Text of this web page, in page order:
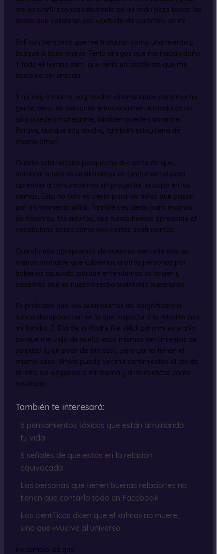
me convertí inconscientemente en un imán para todas las
cosas que validaran ese «defecto de carácter» en mí.
Salí con personas que me trataban como una mierda y
busqué a tipos malos. Tenía amigos que me hacían daño.
Y todo el tiempo sentí que tenía un problema que me
hacía no ser amada.
Y no voy a mentir, soy mucho «demasiado» para mucha
gente, pero las personas emocionalmente maduras no
sólo pueden manejarme, también pueden amarme.
Porque, aunque soy mucho, también estoy llena de
mucho amor.
Cuento esta historia porque me di cuenta de que
nombrar nuestros sentimientos es fundamental para
aprender a comunicarnos sin proyectar la culpa en los
demás. Esto no sólo es cierto para los niños que pasan
por un momento difícil. También es cierto para muchos
de nosotros, los adultos, que nunca hemos aprendido el
vocabulario sobre cómo son ciertos sentimientos.
Cuando nos apropiamos de nuestros sentimientos, es
menos probable que culpemos a otras personas por
haberlos causado, porque entendemos su origen y
sabemos que es nuestra responsabilidad superarlos.
Es probable que mis sentimientos de insignificancia
nunca desaparezcan en lo que respecta a la relación con
mi familia. El Día de la Madre fue difícil para mí este año
porque me trajo de vuelta esos mismos sentimientos de
soledad (y un poco de tristeza), pero ya no tienen el
mismo peso. Ahora puedo ver mis sentimientos al pie de
la letra sin juzgarme a mí misma y a mi carácter como
resultado.
También te interesará:
6 pensamientos tóxicos que están arruinando
tu vida
6 señales de que estás en la relación
equivocada
Las personas que tienen buenas relaciones no
tienen que contarlo todo en Facebook
Los científicos dicen que el «alma» no muere,
sino que «vuelve al universo
En cambio, sé que…